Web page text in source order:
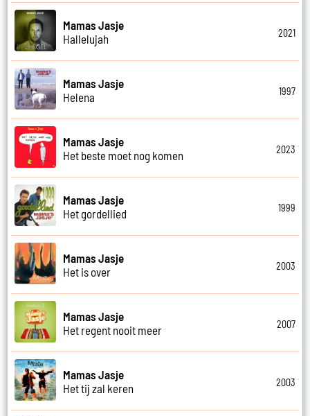
Mamas Jasje
Hallelujah
2021
Mamas Jasje
Helena
1997
Mamas Jasje
Het beste moet nog komen
2023
Mamas Jasje
Het gordellied
1999
Mamas Jasje
Het is over
2003
Mamas Jasje
Het regent nooit meer
2007
Mamas Jasje
Het tij zal keren
2003